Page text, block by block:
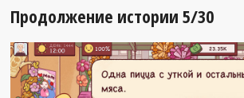
Продолжение истории 5/30